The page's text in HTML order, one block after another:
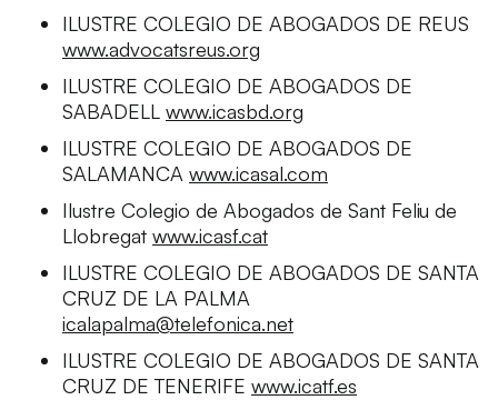
ILUSTRE COLEGIO DE ABOGADOS DE REUS
www.advocatsreus.org
ILUSTRE COLEGIO DE ABOGADOS DE
SABADELL www.icasbd.org
ILUSTRE COLEGIO DE ABOGADOS DE
SALAMANCA www.icasal.com
Ilustre Colegio de Abogados de Sant Feliu de
Llobregat www.icasf.cat
ILUSTRE COLEGIO DE ABOGADOS DE SANTA
CRUZ DE LA PALMA
icalapalma@telefonica.net
ILUSTRE COLEGIO DE ABOGADOS DE SANTA
CRUZ DE TENERIFE www.icatf.es